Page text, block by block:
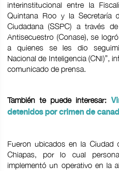
interinstitucional entre la
Quintana Roo y la Secretaría
Ciudadana (SSPC) a través
Antisecuestro (Conase), se
a quienes se les dio
Nacional de Inteligencia (CNI)”,
comunicado de prensa.
También te puede interesar:
detenidos por crimen de
Fueron ubicados en la Ciudad
Chiapas, por lo cual
implementó un operativo en la